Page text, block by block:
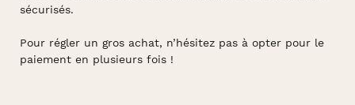
sécurisés.
Pour régler un gros achat, n’hésitez pas à opter pour le
paiement en plusieurs fois !